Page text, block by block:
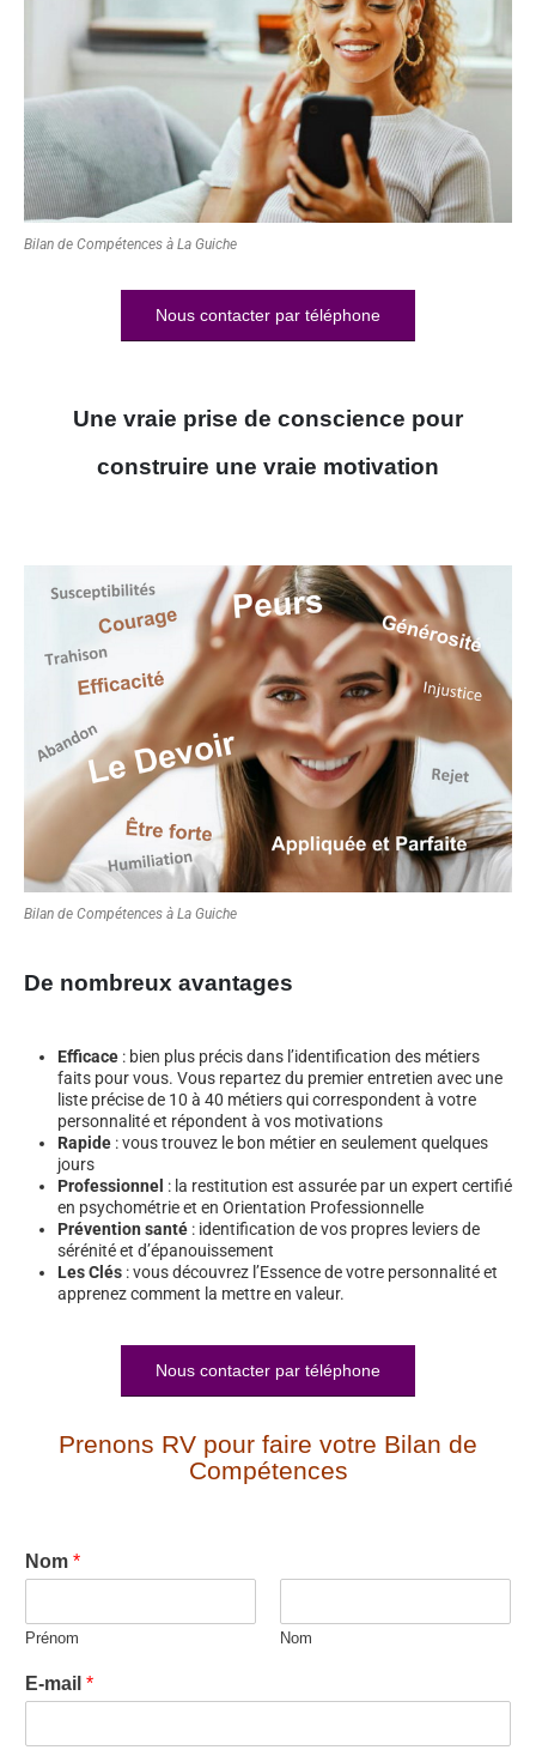
Bilan de Compétences à La Guiche
Nous contacter par téléphone
Une vraie prise de conscience pour
construire une vraie motivation
Bilan de Compétences à La Guiche
De nombreux avantages
Efficace : bien plus précis dans l’identification des métiers
faits pour vous. Vous repartez du premier entretien avec une
liste précise de 10 à 40 métiers qui correspondent à votre
personnalité et répondent à vos motivations
Rapide : vous trouvez le bon métier en seulement quelques
jours
Professionnel : la restitution est assurée par un expert certifié
en psychométrie et en Orientation Professionnelle
Prévention santé : identification de vos propres leviers de
sérénité et d’épanouissement
Les Clés : vous découvrez l’Essence de votre personnalité et
apprenez comment la mettre en valeur.
Nous contacter par téléphone
Prenons RV pour faire votre Bilan de
Compétences
Nom *
Prénom Nom
E-mail *